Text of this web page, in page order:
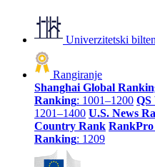
Univerzitetski bilten
Rangiranje
Shanghai Global
Ranking: 1001–1200 QS
1201–1400 U.S. News
Country Rank
Ranking: 1209